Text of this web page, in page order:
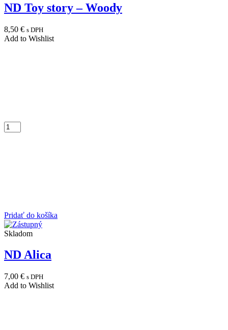
ND Toy story – Woody
8,50 € s DPH
Add to Wishlist
Pridať do košíka
Skladom
ND Alica
7,00 € s DPH
Add to Wishlist